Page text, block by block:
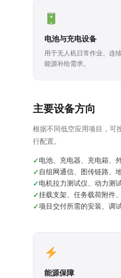
电池与充电设备
用于无人机日常作业、连
能源补给需求。
主要设备方向
根据不同低空应用项目，可
行配置。
电池、充电器、充电箱、
自组网通信、图传链路、
电机拉力测试仪、动力测
挂载支架、任务载荷附件
项目交付所需的安装、调
能源保障